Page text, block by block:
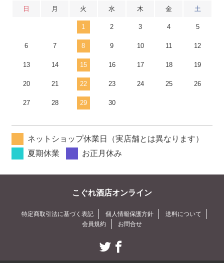
日 月 火 水 木 金 土
1 2 3 4 5
6 7 8 9 10 11 12
13 14 15 16 17 18 19
20 21 22 23 24 25 26
27 28 29 30
ネットショップ休業日（実店舗とは異なります）
夏期休業
お正月休み
こぐれ酒店オンライン
特定商取引法に基づく表記 個人情報保護方針
送料について
会員規約
お問合せ